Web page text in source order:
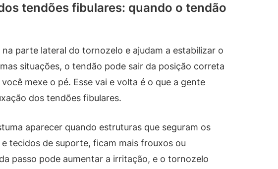
tendões fibulares: quando o tendão
parte lateral do tornozelo e ajudam a estabilizar o
situações, o tendão pode sair da posição correta
mexe o pé. Esse vai e volta é o que a gente
dos tendões fibulares.
aparecer quando estruturas que seguram os
tecidos de suporte, ficam mais frouxos ou
passo pode aumentar a irritação, e o tornozelo